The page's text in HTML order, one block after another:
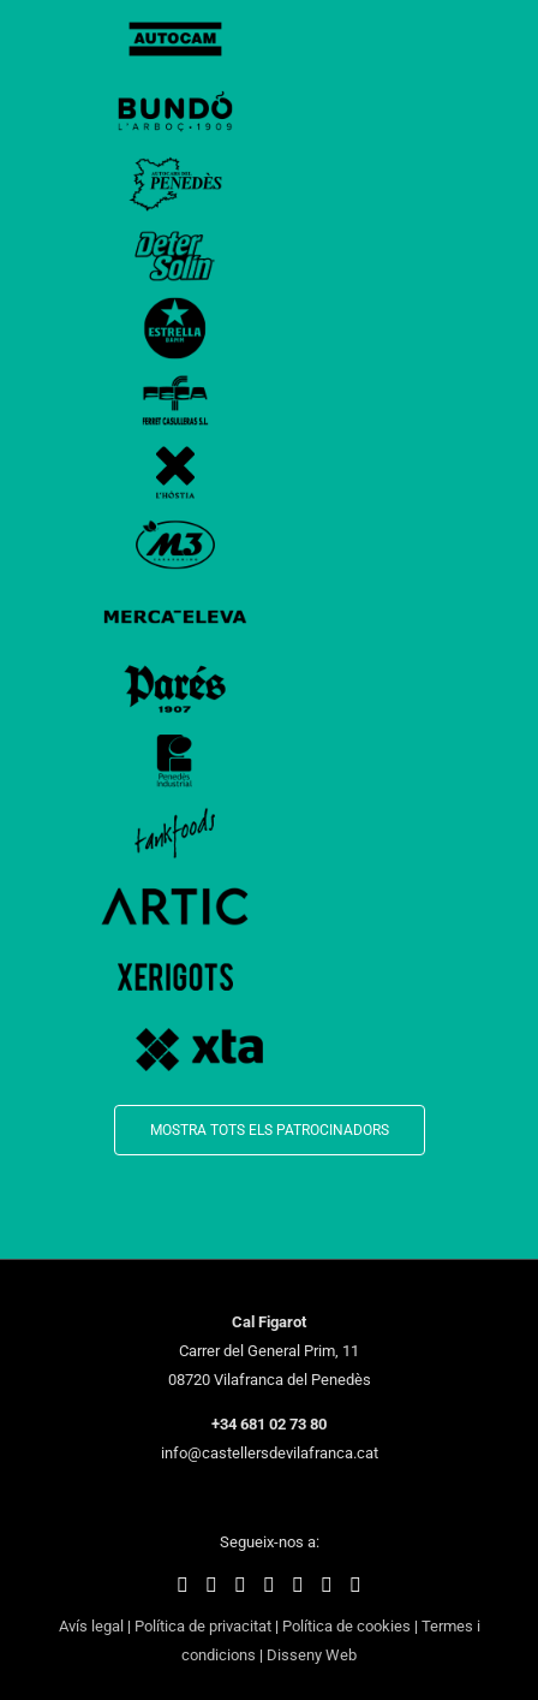
MOSTRA TOTS ELS PATROCINADORS
Cal Figarot
Carrer del General Prim, 11
08720 Vilafranca del Penedès
+34 681 02 73 80
info@castellersdevilafranca.cat
Segueix-nos a:
Avís legal | Política de privacitat| Política de cookies | Termes i
condicions | Disseny Web